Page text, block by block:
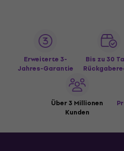
Erweiterte 3-
Jahres-Garantie
Bis zu 30
Über 3 Millionen
Kunden